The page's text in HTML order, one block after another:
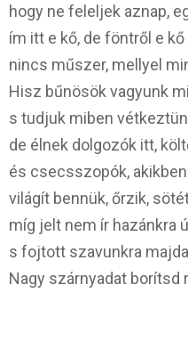
hogy ne feleljek aznap,
ím itt e kő, de föntről e
nincs műszer, mellyel
Hisz bűnösök vagyunk
s tudjuk miben
de élnek dolgozók itt,
és csecsszopók,
világít bennük, őrzik,
míg jelt nem ír hazánkra
s fojtott szavunkra
Nagy szárnyadat borítsd